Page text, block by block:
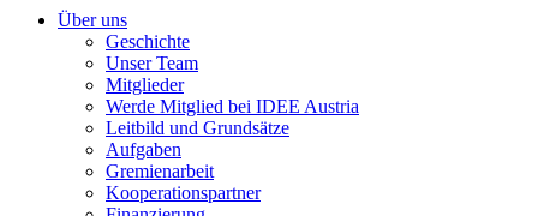
Über uns
Geschichte
Unser Team
Mitglieder
Werde Mitglied bei IDEE Austria
Leitbild und Grundsätze
Aufgaben
Gremienarbeit
Kooperationspartner